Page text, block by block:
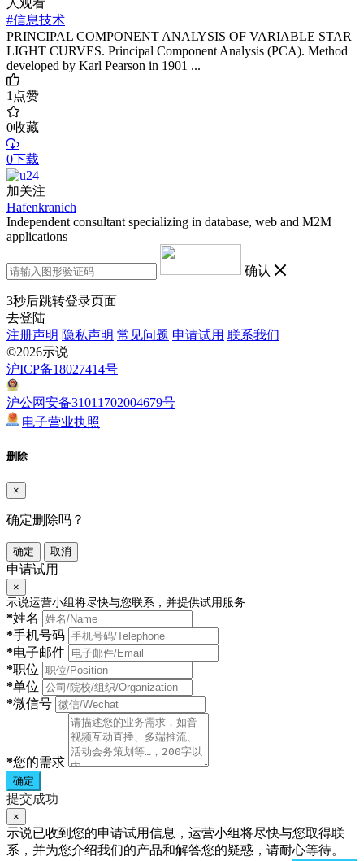
人观看
#信息技术
PRINCIPAL COMPONENT ANALYSIS OF VARIABLE STAR
LIGHT CURVES. Principal Component Analysis (PCA). Method
developed by Karl Pearson in 1901 ...
1点赞
0收藏
0下载
加关注
Hafenkranich
Independent consultant specializing in database, web and M2M
applications
确认
3秒后跳转登录页面
去登陆
注册声明 隐私声明 常见问题 申请试用 联系我们
©2026示说
沪ICP备18027414号
沪公网安备31011702004679号
电子营业执照
删除
×
确定删除吗？
确定 取消
申请试用
×
示说运营小组将尽快与您联系，并提供试用服务
*姓名
*手机号码
*电子邮件
*职位
*单位
*微信号
*您的需求
确定
提交成功
×
示说已收到您的申请试用信息，运营小组将尽快与您取得联
系，并为您介绍我们的产品和解答您的疑惑，请耐心等待。